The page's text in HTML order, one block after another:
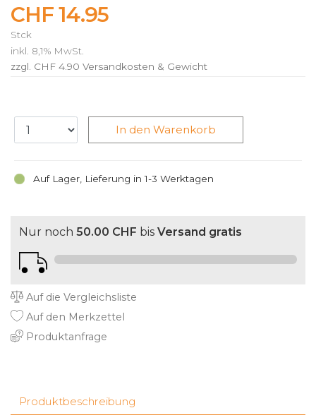
CHF 14.95
Stck
inkl. 8,1% MwSt.
zzgl. CHF 4.90 Versandkosten & Gewicht
Auf Lager, Lieferung in 1-3 Werktagen
In den Warenkorb
Nur noch 50.00 CHF bis Versand gratis
Auf die Vergleichsliste
Auf den Merkzettel
Produktanfrage
Produktbeschreibung